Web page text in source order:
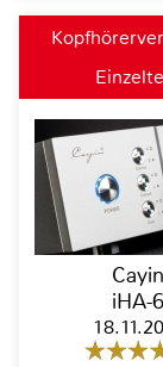
Cayin
iHA-6